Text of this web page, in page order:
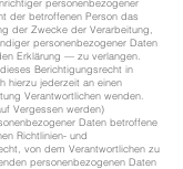
personenbezogener
der betroffenen Person das
der Zwecke der Verarbeitung,
personenbezogener Daten
Erklärung — zu verlangen.
Berichtigungsrecht in
hierzu jederzeit an einen
Verantwortlichen wenden.
Vergessen werden)
Daten betroffene
Richtlinien- und
von dem Verantwortlichen zu
personenbezogenen Daten